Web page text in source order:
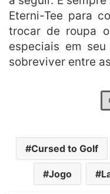
Eterni-Tee para
trocar de roupa
especiais em
sobreviver entre
Cursed to Golf
Jogo